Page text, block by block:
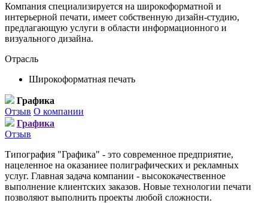
Компания специализируется на широкоформатной и
интерьерной печати, имеет собственную дизайн-студию,
предлагающую услуги в области информационного и
визуального дизайна.
Отрасль
Широкоформатная печать
Графика
Отзыв О компании
Графика
Отзыв
Типография "Графика" - это современное предприятие,
нацеленное на оказаниее полиграфических и рекламных
услуг. Главная задача компании - высококачественное
выполнение клиентских заказов. Новые технологии печати
позволяют выполнить проекты любой сложности.